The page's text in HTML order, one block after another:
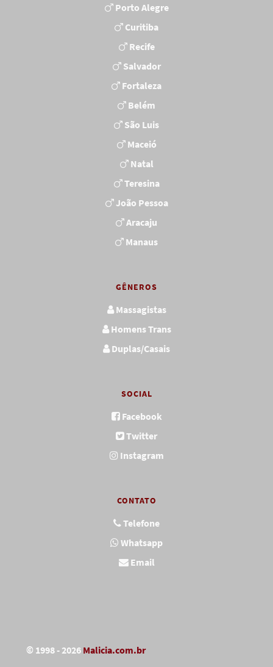
Porto Alegre
Curitiba
Recife
Salvador
Fortaleza
Belém
São Luis
Maceió
Natal
Teresina
João Pessoa
Aracaju
Manaus
GÊNEROS
Massagistas
Homens Trans
Duplas/Casais
SOCIAL
Facebook
Twitter
Instagram
CONTATO
Telefone
Whatsapp
Email
© 1998 - 2026 Malicia.com.br